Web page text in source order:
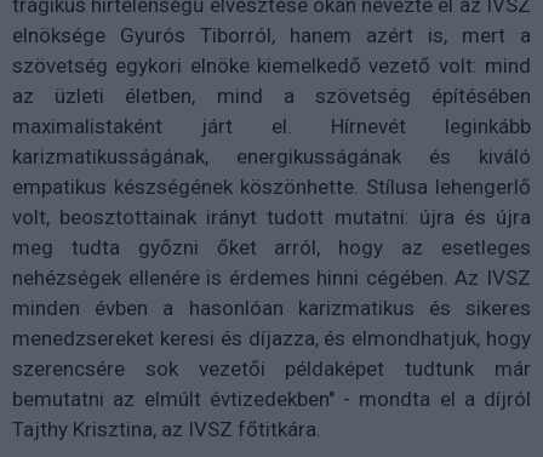
tragikus hirtelenségű elvesztése okán nevezte el az IVSZ
elnöksége Gyurós Tiborról, hanem azért is, mert a
szövetség egykori elnöke kiemelkedő vezető volt: mind
az üzleti életben, mind a szövetség építésében
maximalistaként járt el. Hírnevét leginkább
karizmatikusságának, energikusságának és kiváló
empatikus készségének köszönhette. Stílusa lehengerlő
volt, beosztottainak irányt tudott mutatni: újra és újra
meg tudta győzni őket arról, hogy az esetleges
nehézségek ellenére is érdemes hinni cégében. Az IVSZ
minden évben a hasonlóan karizmatikus és sikeres
menedzsereket keresi és díjazza, és elmondhatjuk, hogy
szerencsére sok vezetői példaképet tudtunk már
bemutatni az elmúlt évtizedekben" - mondta el a díjról
Tajthy Krisztina, az IVSZ főtitkára.